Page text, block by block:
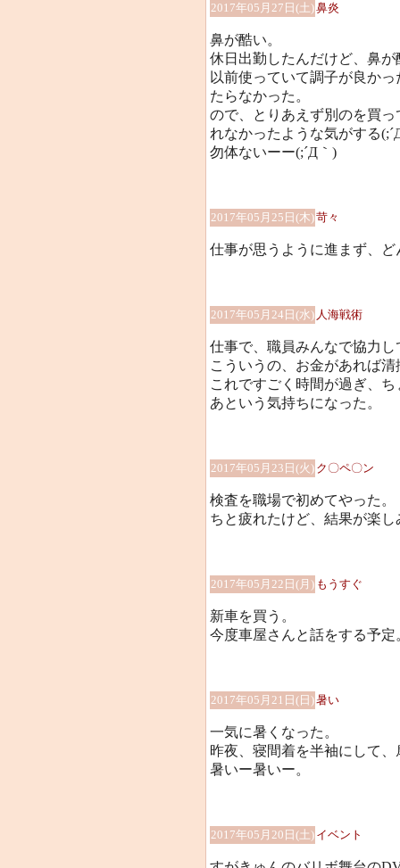
2017年05月27日(土)鼻炎
鼻が酷い。
休日出勤したんだけど、鼻
以前使っていて調子が良か
たらなかった。
ので、とりあえず別のを買
れなかったような気がする
勿体ないーー(;´Д｀)
2017年05月25日(木)苛々
仕事が思うように進まず、
2017年05月24日(水) 人海戦術
仕事で、職員みんなで協力
こういうの、お金があれば
これですごく時間が過ぎ、
あという気持ちになった。
2017年05月23日(火) ク〇ペ〇ン
検査を職場で初めてやった。
ちと疲れたけど、結果が楽し
2017年05月22日(月) もうすぐ
新車を買う。
今度車屋さんと話をする予定
2017年05月21日(日)暑い
一気に暑くなった。
昨夜、寝間着を半袖にして
暑いー暑いー。
2017年05月20日(土) イベント